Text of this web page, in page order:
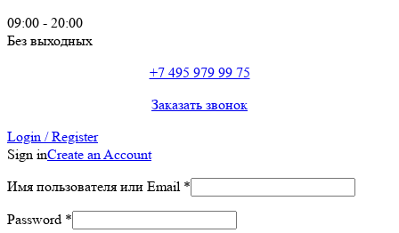
09:00 - 20:00
Без выходных
+7 495 979 99 75
Заказать звонок
Login / Register
Sign inCreate an Account
Имя пользователя или Email *
Password *